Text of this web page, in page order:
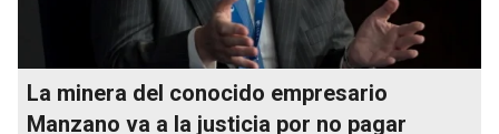
La minera del conocido empresario
Manzano va a la justicia por no pagar